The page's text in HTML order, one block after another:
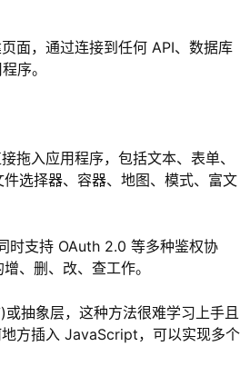
面，通过连接到任何 API、数据库
序。
拖入应用程序，包括文本、表单、
选择器、容器、地图、模式、富文
时支持 OAuth 2.0 等多种鉴权协
、删、改、查工作。
抽象层，这种方法很难学习上手且
方插入 JavaScript，可以实现多个